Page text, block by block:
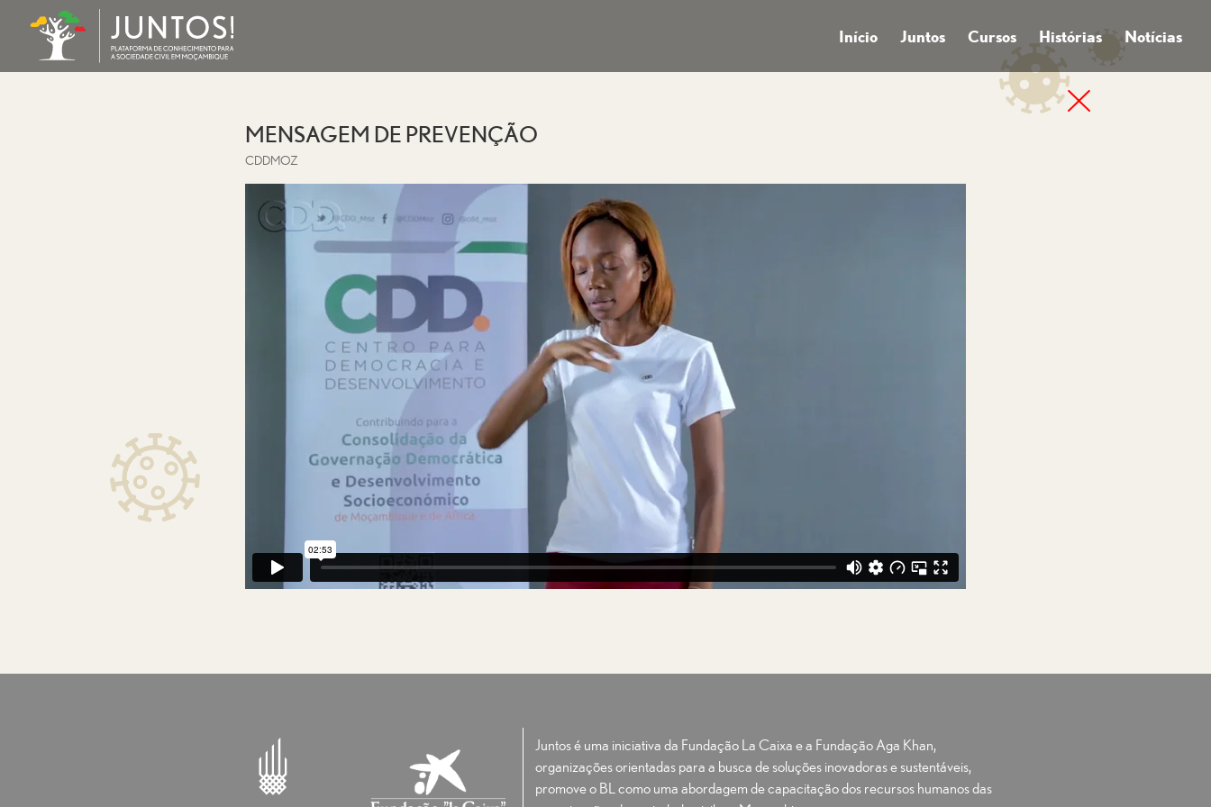
Início Juntos Cursos Histórias Notícias
MENSAGEM DE PREVENÇÃO
CDDMOZ
Juntos é uma iniciativa da Fundação La Caixa e a Fundação Aga Khan,
organizações orientadas para a busca de soluções inovadoras e sustentáveis,
promove o BL como uma abordagem de capacitação dos recursos humanos das